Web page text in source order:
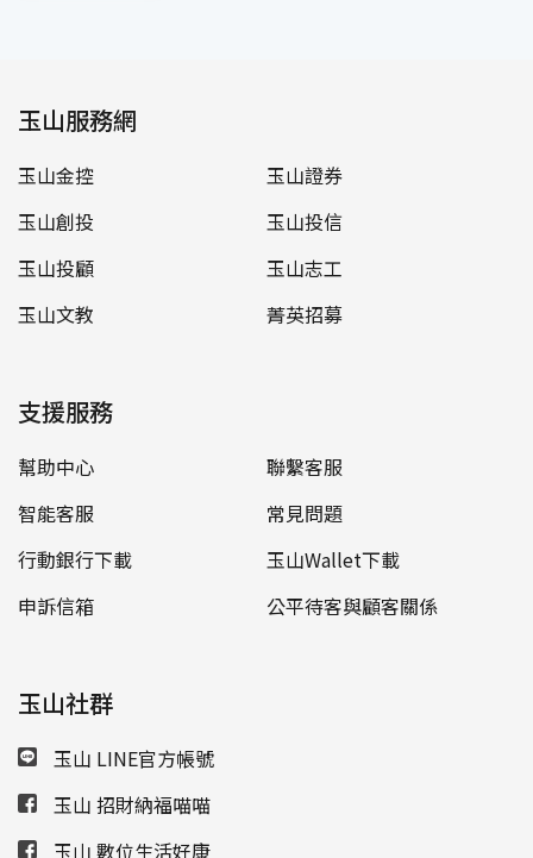
玉山服務網
玉山金控
玉山證券
玉山創投
玉山投信
玉山投顧
玉山志工
玉山文教
菁英招募
支援服務
幫助中心
聯繫客服
智能客服
常見問題
行動銀行下載
玉山Wallet下載
申訴信箱
公平待客與顧客關係
玉山社群
玉山 LINE官方帳號
玉山 招財納福喵喵
玉山 數位生活好康